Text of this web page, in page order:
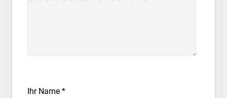
Ihr Name *